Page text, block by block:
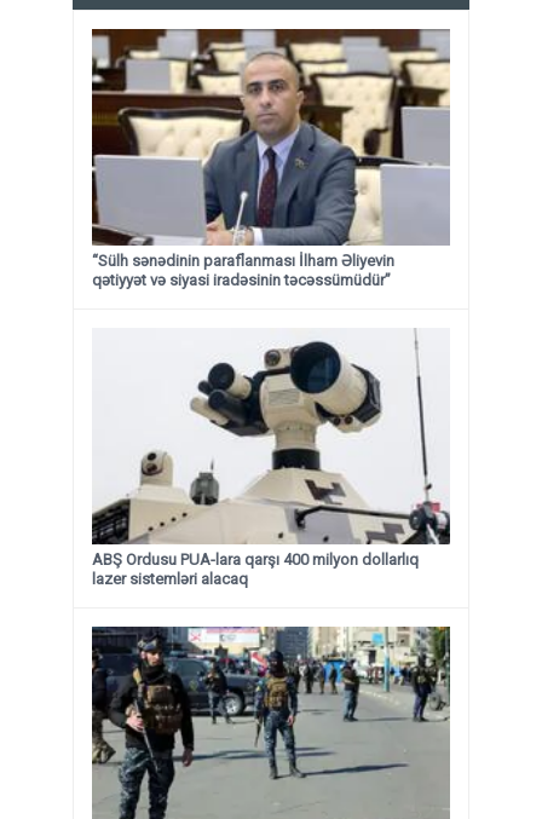
“Sülh sənədinin paraflanması İlham Əliyevin
qətiyyət və siyasi iradəsinin təcəssümüdür”
ABŞ Ordusu PUA-lara qarşı 400 milyon dollarlıq
lazer sistemləri alacaq